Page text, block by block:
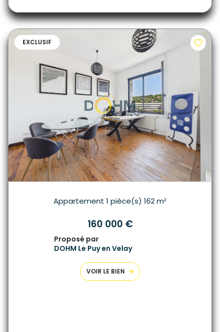
EXCLUSIF
Appartement 1 pièce(s) 162 m²
160 000 €
Proposé par
DOHM Le Puy en Velay
VOIR LE BIEN